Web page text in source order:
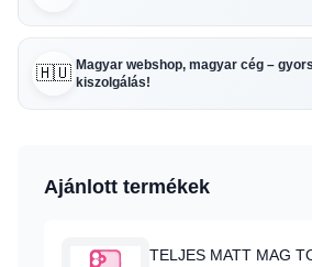
🇭🇺 Magyar webshop, magyar cég –
kiszolgálás!
Ajánlott termékek
TELJES MATT MAG